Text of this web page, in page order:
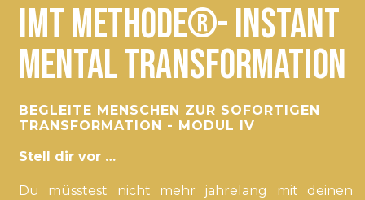
IMT Methode®- Instant
Mental Transformation
BEGLEITE MENSCHEN ZUR SOFORTIGEN
TRANSFORMATION - MODUL IV
Stell dir vor …
Du müsstest nicht mehr jahrelang mit deinen